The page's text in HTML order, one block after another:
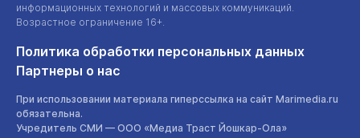
информационных технологий и массовых коммуникаций.
Возрастное ограничение 16+.
Политика обработки персональных данных
Партнеры о нас
При использовании материала гиперссылка на сайт Marimedia.ru
обязательна.
Учредитель СМИ — ООО «Медиа Траст Йошкар-Ола»